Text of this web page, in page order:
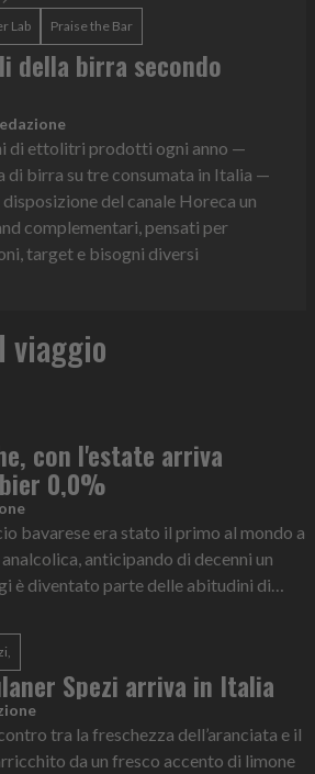
Lab Praise the Bar
della birra secondo
di ettolitri prodotti ogni anno —
di birra su tre consumata in Italia —
del canale Horeca un
complementari, pensati per
target e bisogni diversi
viaggio
con l'estate arriva
0,0%
bavarese era stato il primo al mondo a
anticipando di decenni un
è diventato parte delle abitudini di
Spezi arriva in Italia
tra la freschezza dell’aranciata e il
da un fresco accento di limone